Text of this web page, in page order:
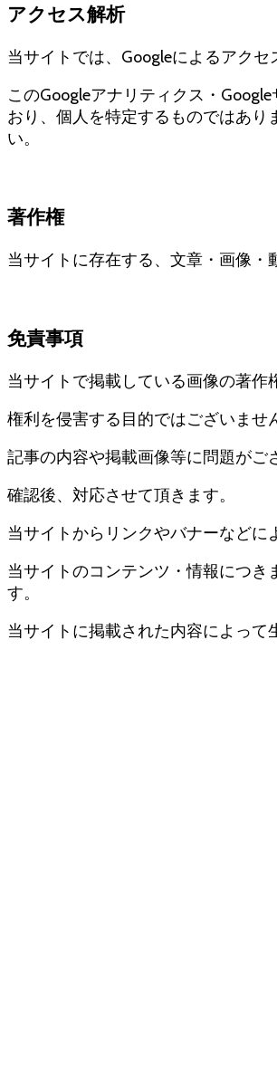
アクセス解析
当サイトでは、Googleによるアク
このGoogleアナリティクス・
おり、個人を特定するものではあり
い。
著作権
当サイトに存在する、文章・画像・
免責事項
当サイトで掲載している画像の著作
権利を侵害する目的ではございませ
記事の内容や掲載画像等に問題がご
確認後、対応させて頂きます。
当サイトからリンクやバナーなどに
当サイトのコンテンツ・情報につ
す。
当サイトに掲載された内容によって